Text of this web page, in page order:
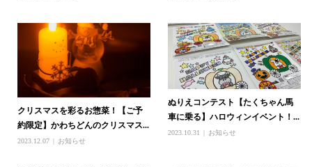
クリスマスを彩るお惣菜！【ご予
約限定】かわちどんのクリスマス...
2023.12.07 お知らせ
ぬりえコンテスト【たくちゃん馬
車に乗る】ハロウィンイベント！...
2023.10.31 お知らせ